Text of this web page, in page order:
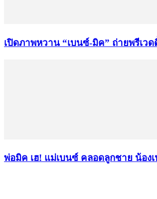
เปิดภาพหวาน “เบนซ์-มิค” ถ่ายพรีเว
พ่อมิค เฮ! แม่เบนซ์ คลอดลูกชาย น้อง